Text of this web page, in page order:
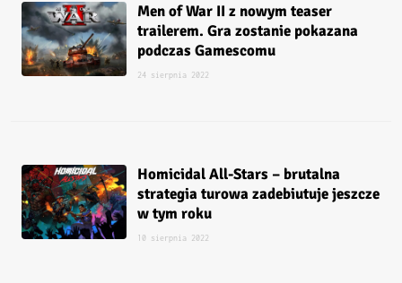
Men of War II z nowym teaser
trailerem. Gra zostanie pokazana
podczas Gamescomu
24 sierpnia 2022
Homicidal All-Stars – brutalna
strategia turowa zadebiutuje jeszcze
w tym roku
10 sierpnia 2022